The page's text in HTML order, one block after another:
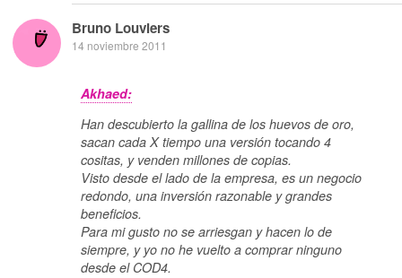
Bruno Louviers
14 noviembre 2011
Akhaed:
Han descubierto la gallina de los huevos de oro,
sacan cada X tiempo una versión tocando 4
cositas, y venden millones de copias.
Visto desde el lado de la empresa, es un negocio
redondo, una inversión razonable y grandes
beneficios.
Para mi gusto no se arriesgan y hacen lo de
siempre, y yo no he vuelto a comprar ninguno
desde el COD4.